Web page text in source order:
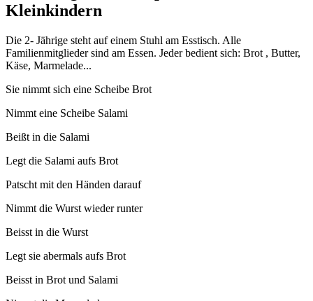
Kleinkindern
Die 2- Jährige steht auf einem Stuhl am Esstisch. Alle
Familienmitglieder sind am Essen. Jeder bedient sich: Brot , Butter,
Käse, Marmelade...
Sie nimmt sich eine Scheibe Brot
Nimmt eine Scheibe Salami
Beißt in die Salami
Legt die Salami aufs Brot
Patscht mit den Händen darauf
Nimmt die Wurst wieder runter
Beisst in die Wurst
Legt sie abermals aufs Brot
Beisst in Brot und Salami